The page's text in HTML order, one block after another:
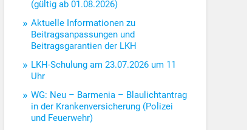
(gültig ab 01.08.2026)
Aktuelle Informationen zu
Beitragsanpassungen und
Beitragsgarantien der LKH
LKH-Schulung am 23.07.2026 um 11
Uhr
WG: Neu – Barmenia – Blaulichtantrag
in der Krankenversicherung (Polizei
und Feuerwehr)